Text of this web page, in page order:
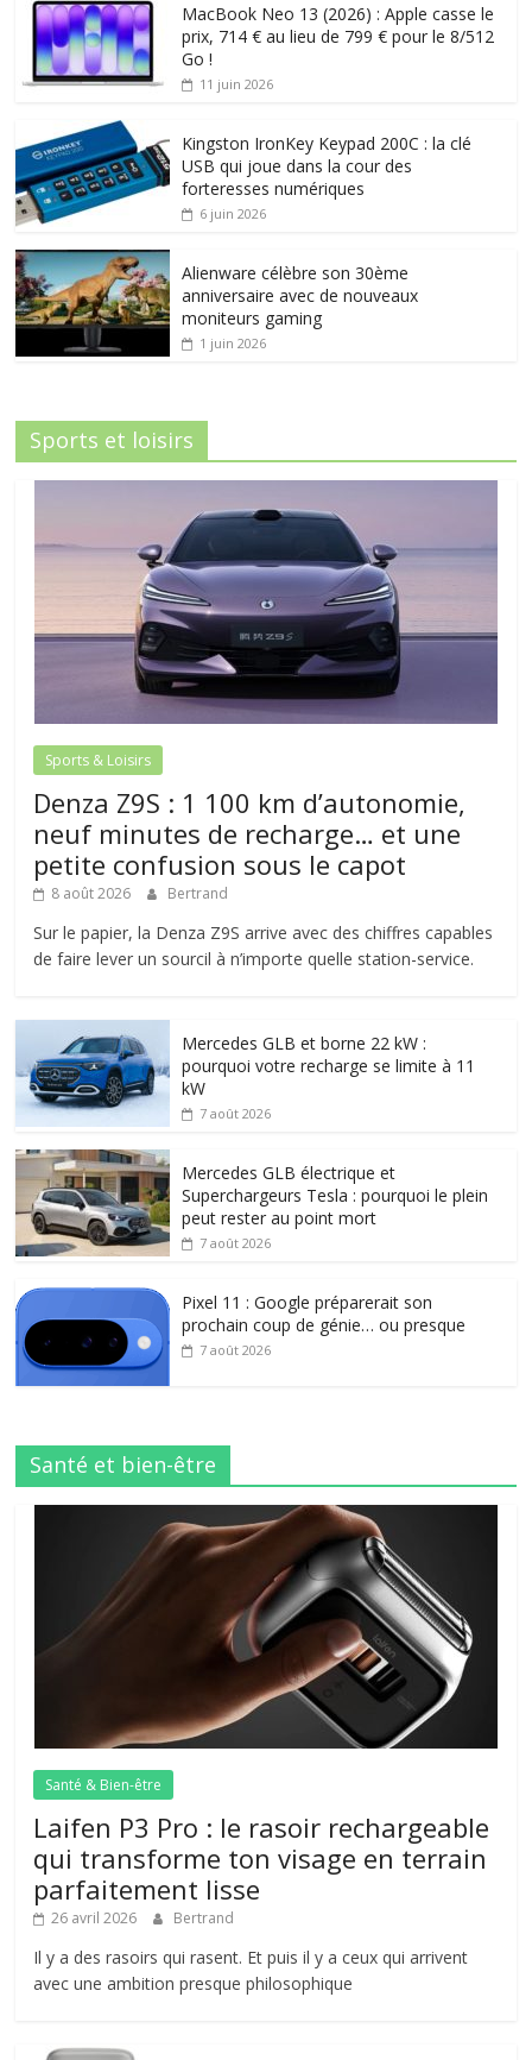
MacBook Neo 13 (2026) : Apple casse le
prix, 714 € au lieu de 799 € pour le 8/512
Go !
11 juin 2026
Kingston IronKey Keypad 200C : la clé
USB qui joue dans la cour des
forteresses numériques
6 juin 2026
Alienware célèbre son 30ème
anniversaire avec de nouveaux
moniteurs gaming
1 juin 2026
Sports et loisirs
Sports & Loisirs
Denza Z9S : 1 100 km d’autonomie,
neuf minutes de recharge… et une
petite confusion sous le capot
8 août 2026 Bertrand
Sur le papier, la Denza Z9S arrive avec des chiffres capables
de faire lever un sourcil à n’importe quelle station-service.
Mercedes GLB et borne 22 kW :
pourquoi votre recharge se limite à 11
kW
7 août 2026
Mercedes GLB électrique et
Superchargeurs Tesla : pourquoi le plein
peut rester au point mort
7 août 2026
Pixel 11 : Google préparerait son
prochain coup de génie… ou presque
7 août 2026
Santé et bien-être
Santé & Bien-être
Laifen P3 Pro : le rasoir rechargeable
qui transforme ton visage en terrain
parfaitement lisse
26 avril 2026 Bertrand
Il y a des rasoirs qui rasent. Et puis il y a ceux qui arrivent
avec une ambition presque philosophique